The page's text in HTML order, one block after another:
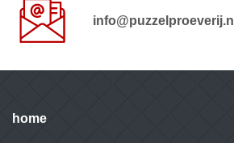
info@puzzelproeverij.nl
home